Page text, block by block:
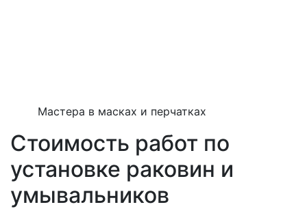
Мастера в масках и перчатках
Стоимость работ по
установке раковин и
умывальников